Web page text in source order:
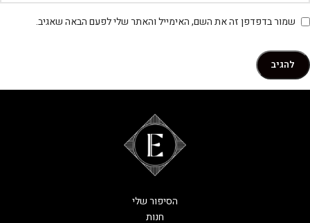
שמור בדפדפן זה את השם, האימייל והאתר שלי לפעם הבאה שאגיב.
הסיפור שלי
חנות